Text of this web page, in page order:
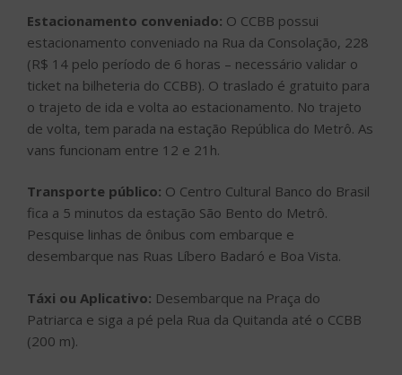
Estacionamento conveniado: O CCBB possui
estacionamento conveniado na Rua da Consolação, 228
(R$ 14 pelo período de 6 horas – necessário validar o
ticket na bilheteria do CCBB). O traslado é gratuito para
o trajeto de ida e volta ao estacionamento. No trajeto
de volta, tem parada na estação República do Metrô. As
vans funcionam entre 12 e 21h.
Transporte público: O Centro Cultural Banco do Brasil
fica a 5 minutos da estação São Bento do Metrô.
Pesquise linhas de ônibus com embarque e
desembarque nas Ruas Líbero Badaró e Boa Vista.
Táxi ou Aplicativo: Desembarque na Praça do
Patriarca e siga a pé pela Rua da Quitanda até o CCBB
(200 m).